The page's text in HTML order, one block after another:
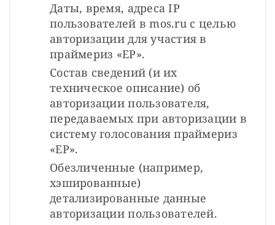
Даты, время, адреса IP
пользователей в mos.ru с целью
авторизации для участия в
праймериз «ЕР».
Состав сведений (и их
техническое описание) об
авторизации пользователя,
передаваемых при авторизации в
систему голосования праймериз
«ЕР».
Обезличенные (например,
хэшированные)
детализированные данные
авторизации пользователей.